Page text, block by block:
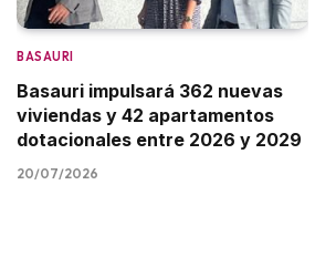
BASAURI
Basauri impulsará 362 nuevas
viviendas y 42 apartamentos
dotacionales entre 2026 y 2029
20/07/2026